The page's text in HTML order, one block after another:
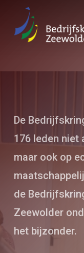
De
176 leden niet
maar ook op
de
Zeewolder
het bijzonder.